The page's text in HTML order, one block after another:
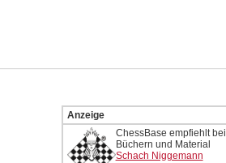
Anzeige
ChessBase empfiehlt bei
Büchern und Material
Schach Niggemann